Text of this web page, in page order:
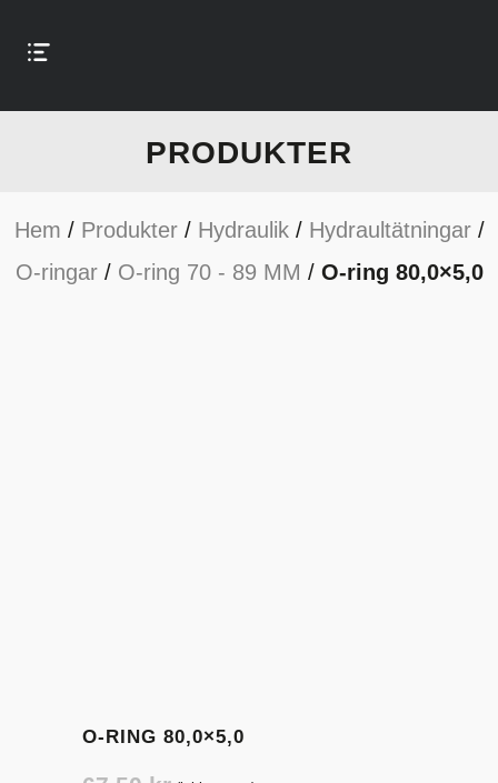
PRODUKTER
Hem / Produkter/ Hydraulik/ Hydraultätningar/
O-ringar/ O-ring 70 - 89 MM / O-ring 80,0×5,0
O-RING 80,0×5,0